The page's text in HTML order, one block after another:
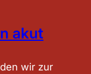
akut
wir zur